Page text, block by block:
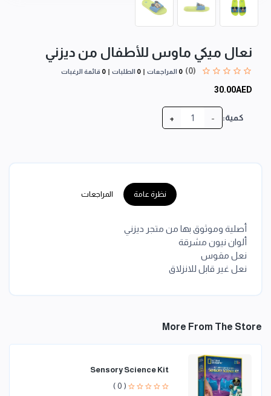
نعال ميكي ماوس للأطفال من ديزني
(0)
0 المراجعات 0 الطلبات 0 قائمة الرغبات
30.00AED
كمية: -
+
نظرة عامة المراجعات
أصلية وموثوق بها من متجر ديزني
ألوان نيون مشرقة
نعل مقوس
نعل غير قابل للانزلاق
More From The Store
Sensory Science Kit
( 0 )